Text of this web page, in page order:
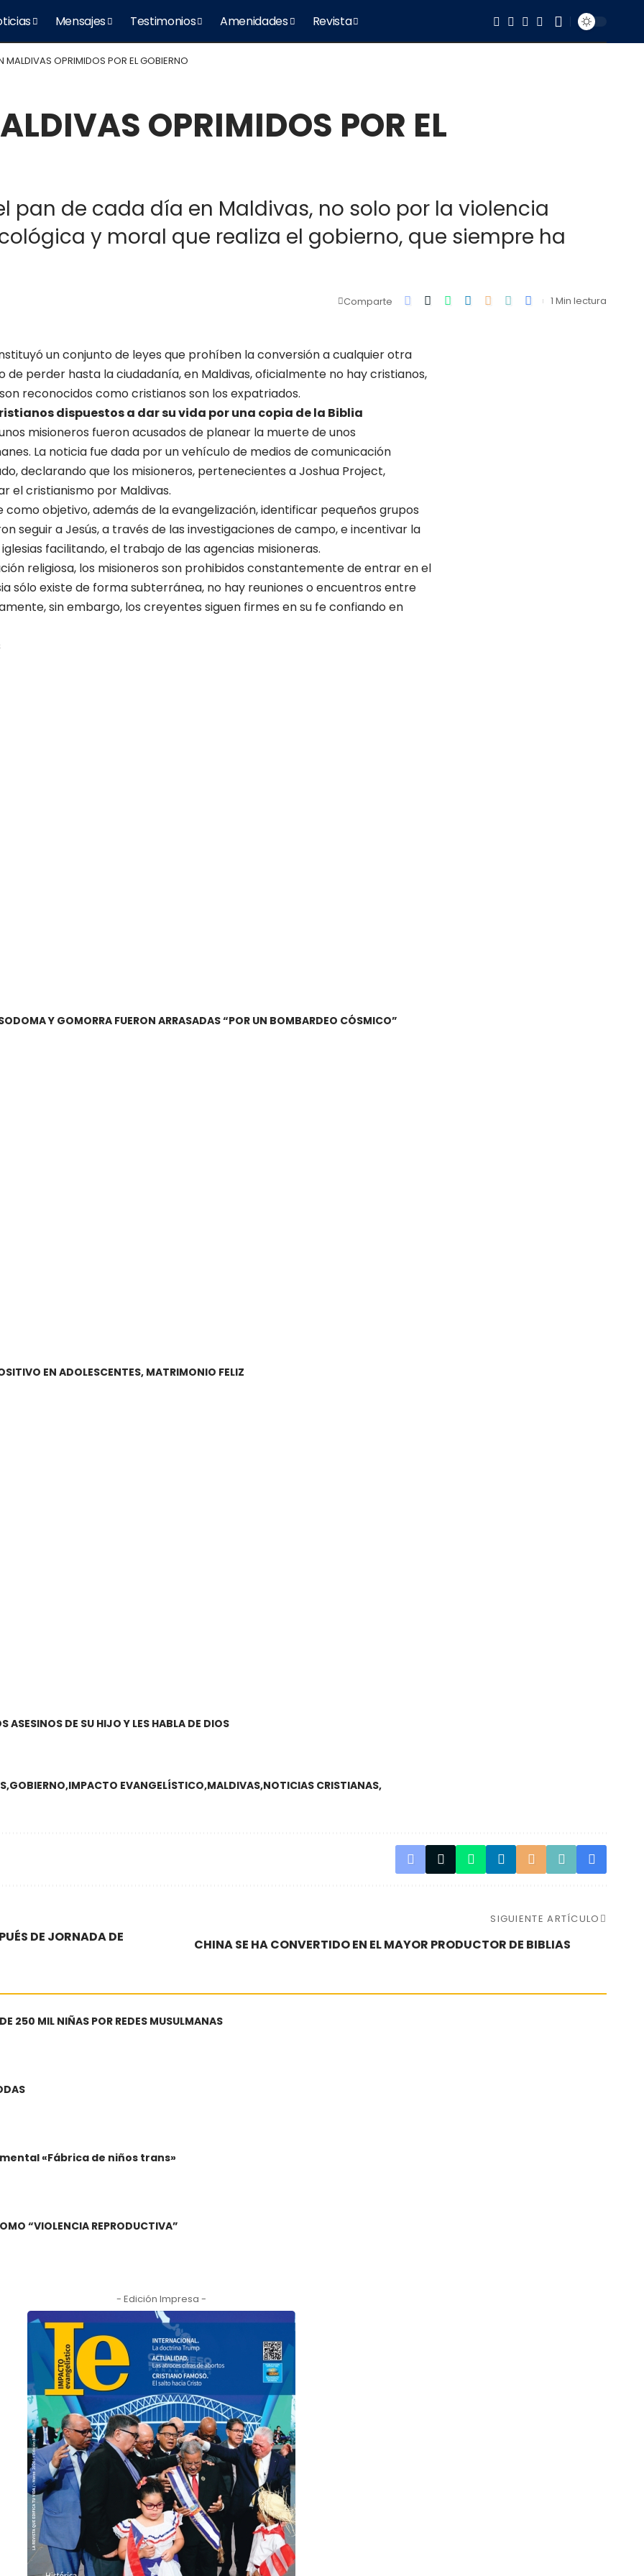
Mensajes Testimonios Amenidades Revista
MALDIVAS OPRIMIDOS POR EL GOBIERNO
OPRIMIDOS POR EL
pan de cada día en Maldivas, no solo por la violencia
y moral que realiza el gobierno, que siempre ha
Comparte 1 Min lectura
un conjunto de leyes que prohíben la conversión a cualquier otra
de perder hasta la ciudadanía, en Maldivas, oficialmente no hay cristianos,
reconocidos como cristianos son los expatriados.
dispuestos a dar su vida por una copia de la Biblia
misioneros fueron acusados de planear la muerte de unos
La noticia fue dada por un vehículo de medios de comunicación
declarando que los misioneros, pertenecientes a Joshua Project,
el cristianismo por Maldivas.
como objetivo, además de la evangelización, identificar pequeños grupos
seguir a Jesús, a través de las investigaciones de campo, e incentivar la
facilitando, el trabajo de las agencias misioneras.
religiosa, los misioneros son prohibidos constantemente de entrar en el
sólo existe de forma subterránea, no hay reuniones o encuentros entre
sin embargo, los creyentes siguen firmes en su fe confiando en
Y GOMORRA FUERON ARRASADAS “POR UN BOMBARDEO CÓSMICO”
EN ADOLESCENTES, MATRIMONIO FELIZ
ASESINOS DE SU HIJO Y LES HABLA DE DIOS
GOBIERNO IMPACTO EVANGELÍSTICO MALDIVAS NOTICIAS CRISTIANAS
DE JORNADA DE
SIGUIENTE ARTÍCULO
CHINA SE HA CONVERTIDO EN EL MAYOR PRODUCTOR DE BIBLIAS
250 MIL NIÑAS POR REDES MUSULMANAS
«Fábrica de niños trans»
“VIOLENCIA REPRODUCTIVA”
- Edición Impresa -